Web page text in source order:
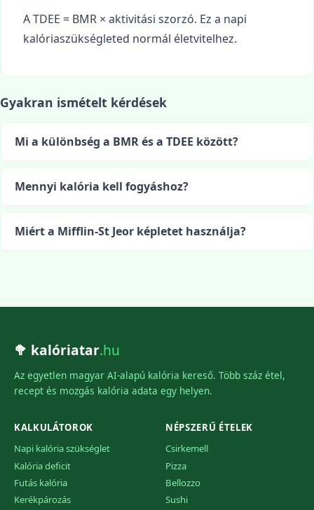
A TDEE = BMR × aktivitási szorzó. Ez a napi
kalóriaszükségleted normál életvitelhez.
Gyakran ismételt kérdések
Mi a különbség a BMR és a TDEE között?
Mennyi kalória kell fogyáshoz?
Miért a Mifflin-St Jeor képletet használja?
🥦 kalóriatar.hu
Az egyetlen magyar AI-alapú kalória kereső. Több száz étel,
recept és mozgás kalória adata egy helyen.
KALKULÁTOROK
Napi kalória szükséglet
Kalória deficit
Futás kalória
Kerékpározás
NÉPSZERŰ ÉTELEK
Csirkemell
Pizza
Bellozzo
Sushi